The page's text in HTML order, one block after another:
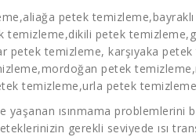
,aliağa petek temizleme,bayraklı
temizleme,dikili petek temizleme
petek temizleme, karşıyaka petek
,mordoğan petek temizleme
temizleme,urla petek temizleme
yaşanan ısınmama
gerekli seviyede ısı